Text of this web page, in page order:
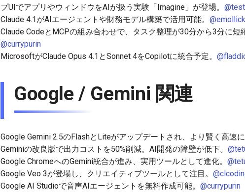
プUIでアプリやウィンドウをAIが扱う実験「Imagine」が登場。
Claude 4.1がAIエージェントや財務モデル構築で活用可能。 @emollick
Claude CodeとMCPの組み合わせで、タスク整理が30分から3分に短
@currypurin
MicrosoftがClaude Opus 4.1とSonnet 4をCopilotに統合予定。
Google / Gemini 関連
Google Gemini 2.5のFlashとLiteがアップデートされ、より賢く高速に
Geminiの改良版で出力コストを50%削減。AI開発の障壁が低下。
Google ChromeへのGemini統合が進み、実用ツールとして進化。
Google Veo 3が登場し、クリエイティブツールとして注目。
Google AI Studioで音声AIエージェントを無料作成可能。 @currypurin